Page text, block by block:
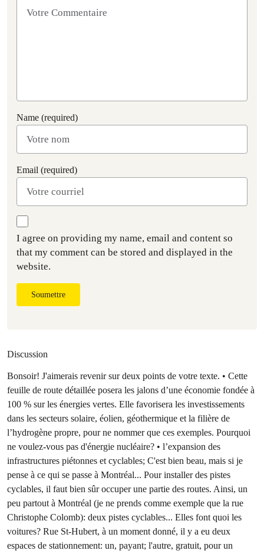
Name (required)
Email (required)
I agree on providing my name, email and content so
that my comment can be stored and displayed in the
website.
Soumettre
Discussion
Bonsoir! J'aimerais revenir sur deux points de votre texte. • Cette
feuille de route détaillée posera les jalons d’une économie fondée à
100 % sur les énergies vertes. Elle favorisera les investissements
dans les secteurs solaire, éolien, géothermique et la filière de
l’hydrogène propre, pour ne nommer que ces exemples. Pourquoi
ne voulez-vous pas d'énergie nucléaire? • l’expansion des
infrastructures piétonnes et cyclables; C'est bien beau, mais si je
pense à ce qui se passe à Montréal... Pour installer des pistes
cyclables, il faut bien sûr occuper une partie des routes. Ainsi, un
peu partout à Montréal (je ne prends comme exemple que la rue
Christophe Colomb): deux pistes cyclables... Elles font quoi les
voitures? Rue St-Hubert, à un moment donné, il y a eu deux
espaces de stationnement: un, payant; l'autre, gratuit, pour un